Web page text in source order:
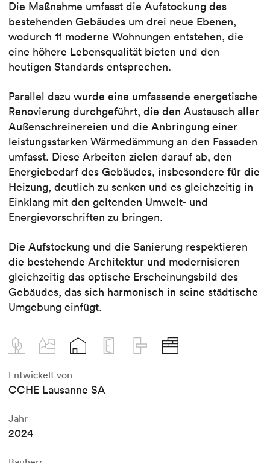
Die Maßnahme umfasst die Aufstockung des
bestehenden Gebäudes um drei neue Ebenen,
wodurch 11 moderne Wohnungen entstehen, die
eine höhere Lebensqualität bieten und den
heutigen Standards entsprechen.
Parallel dazu wurde eine umfassende energetische
Renovierung durchgeführt, die den Austausch aller
Außenschreinereien und die Anbringung einer
leistungsstarken Wärmedämmung an den Fassaden
umfasst. Diese Arbeiten zielen darauf ab, den
Energiebedarf des Gebäudes, insbesondere für die
Heizung, deutlich zu senken und es gleichzeitig in
Einklang mit den geltenden Umwelt- und
Energievorschriften zu bringen.
Die Aufstockung und die Sanierung respektieren
die bestehende Architektur und modernisieren
gleichzeitig das optische Erscheinungsbild des
Gebäudes, das sich harmonisch in seine städtische
Umgebung einfügt.
Entwickelt von
CCHE Lausanne SA
Jahr
2024